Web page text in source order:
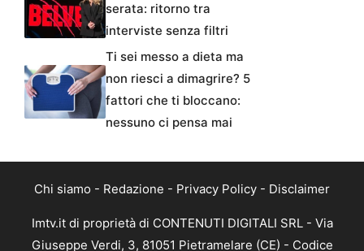
serata: ritorno tra
interviste senza filtri
Ti sei messo a dieta ma
non riesci a dimagrire? 5
fattori che ti bloccano:
nessuno ci pensa mai
Chi siamo - Redazione - Privacy Policy - Disclaimer
Imtv.it di proprietà di CONTENUTI DIGITALI SRL - Via
Giuseppe Verdi, 3, 81051 Pietramelare (CE) - Codice